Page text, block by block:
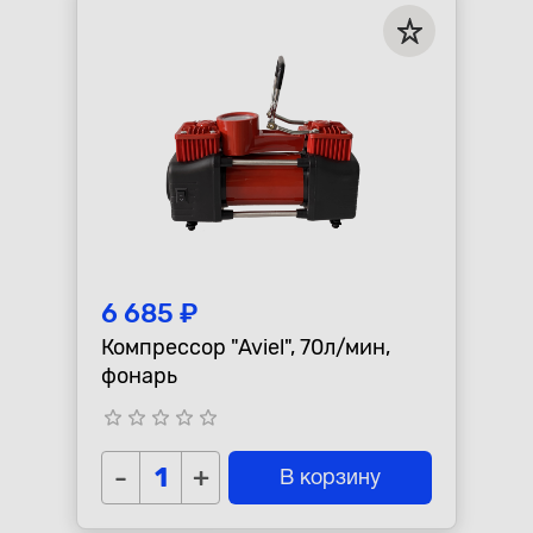
6 685 ₽
Компрессор "Aviel", 70л/мин,
фонарь
star_border star_border star_border star_border star_border
- + В корзину